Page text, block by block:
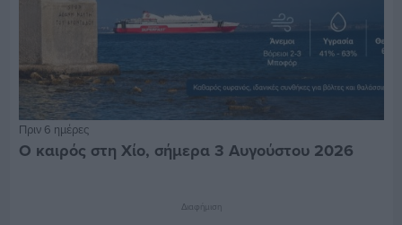
Πριν 6 ημέρες
Ο καιρός στη Χίο, σήμερα 3 Αυγούστου 2026
Διαφήμιση